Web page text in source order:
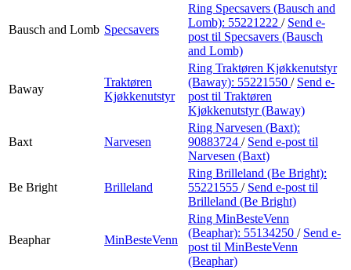
Bausch and Lomb Specsavers
Ring Specsavers (Bausch and
Lomb): 55221222 / Send e-
post til Specsavers (Bausch
and Lomb)
Baway
Traktøren
Kjøkkenutstyr
Ring Traktøren Kjøkkenutstyr
(Baway): 55221550 / Send e-
post til Traktøren
Kjøkkenutstyr (Baway)
Baxt Narvesen
Ring Narvesen (Baxt):
90883724 / Send e-post til
Narvesen (Baxt)
Be Bright Brilleland
Ring Brilleland (Be Bright):
55221555 / Send e-post til
Brilleland (Be Bright)
Beaphar MinBesteVenn
Ring MinBesteVenn
(Beaphar): 55134250 / Send e-
post til MinBesteVenn
(Beaphar)